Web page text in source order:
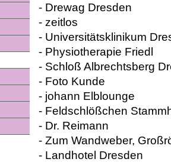
- Drewag Dresden
- zeitlos
- Universitätsklinikum
- Physiotherapie Friedl
- Schloß Albrechtsberg
- Foto Kunde
- johann Elblounge
- Feldschlößchen
- Dr. Reimann
- Zum Wandweber,
- Landhotel Dresden